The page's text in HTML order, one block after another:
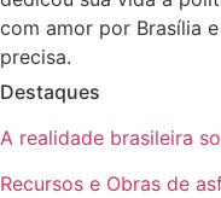
com amor por Brasília
precisa.
Destaques
A realidade brasileira
Recursos e Obras de